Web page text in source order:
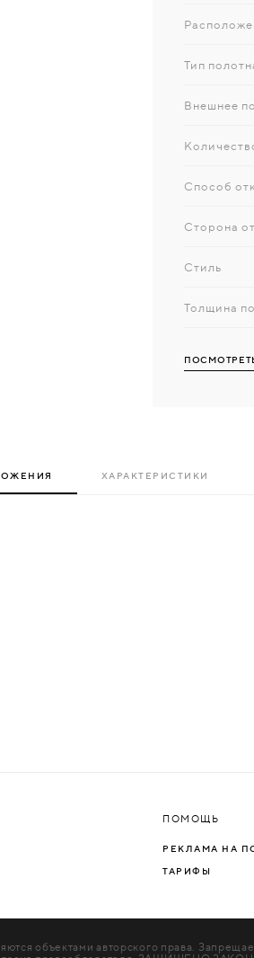
Тип
Внешнее
Способ
Сторона
Стиль
Толщина
ХАРАКТЕРИСТИКИ
ПОМОЩЬ
РЕКЛАМА НА
ТАРИФЫ
объектами авторского права.